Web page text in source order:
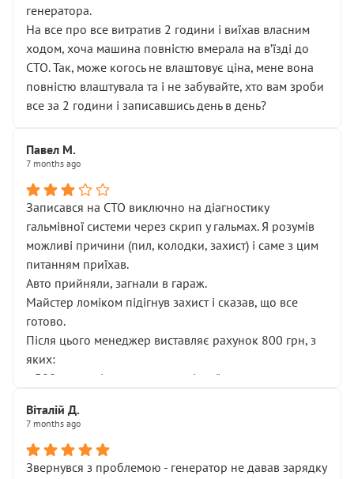
генератора.
На все про все витратив 2 години і виїхав власним
ходом, хоча машина повністю вмерала на вʼїзді до
СТО. Так, може когось не влаштовує ціна, мене вона
повністю влаштувала та і не забувайте, хто вам зроби
все за 2 години і записавшись день в день?
Павел М.
7 months ago
Записався на СТО виключно на діагностику
гальмівної системи через скрип у гальмах. Я розумів
можливі причини (пил, колодки, захист) і саме з цим
питанням приїхав.
Авто прийняли, загнали в гараж.
Майстер ломіком підігнув захист і сказав, що все
готово.
Після цього менеджер виставляє рахунок 800 грн, з
яких:
• 300 грн — діагностика гальмівної системи
НЕ погоджував
послуга. Тим більше, я був поруч і жодної реальної
діагностики ходової не проводилось. Після
Віталій Д.
7 months ago
Звернувся з проблемою - генератор не давав зарядку